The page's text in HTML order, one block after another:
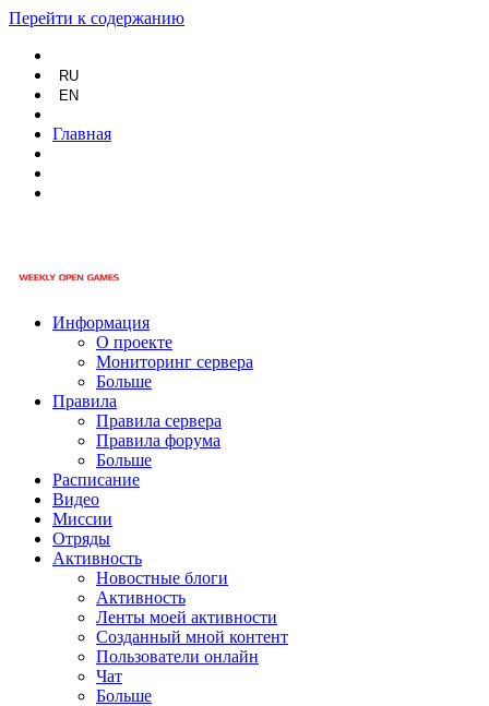
Перейти к содержанию
RU
EN
Главная
Информация
О проекте
Мониторинг сервера
Больше
Правила
Правила сервера
Правила форума
Больше
Расписание
Видео
Миссии
Отряды
Активность
Новостные блоги
Активность
Ленты моей активности
Созданный мной контент
Пользователи онлайн
Чат
Больше